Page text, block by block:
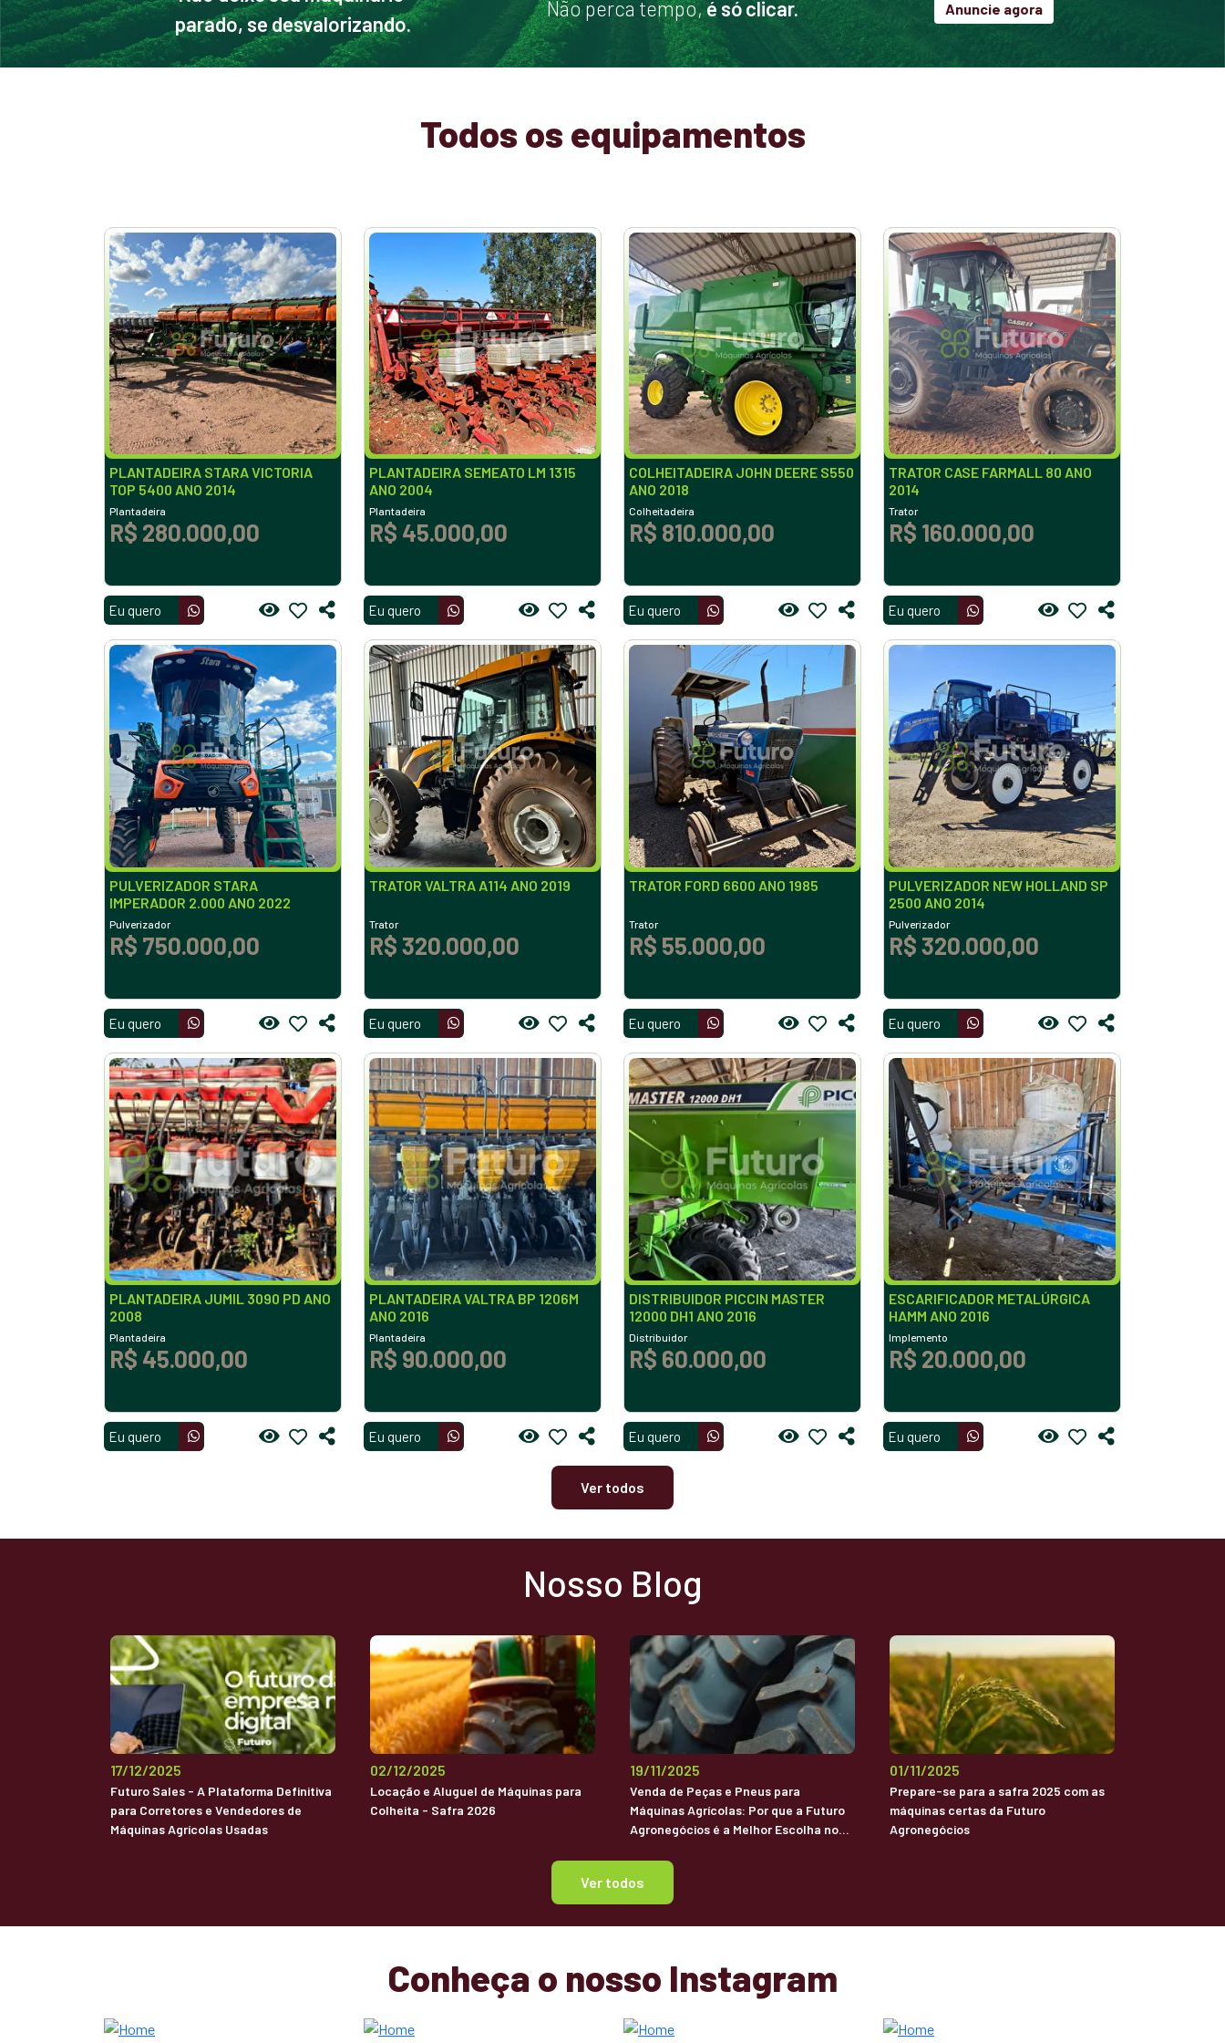
parado, se desvalorizando.
Não perca tempo,é só clicar. Anuncie agora
Todos os equipamentos
PLANTADEIRA STARA VICTORIA
TOP 5400 ANO 2014
Plantadeira
R$ 280.000,00
Eu quero
PLANTADEIRA SEMEATO LM 1315
ANO 2004
Plantadeira
R$ 45.000,00
Eu quero
COLHEITADEIRA JOHN DEERE S550
ANO 2018
Colheitadeira
R$ 810.000,00
Eu quero
TRATOR CASE FARMALL 80 ANO
2014
Trator
R$ 160.000,00
Eu quero
PULVERIZADOR STARA
IMPERADOR 2.000 ANO 2022
Pulverizador
R$ 750.000,00
Eu quero
TRATOR VALTRA A114 ANO 2019
Trator
R$ 320.000,00
Eu quero
TRATOR FORD 6600 ANO 1985
Trator
R$ 55.000,00
Eu quero
PULVERIZADOR NEW HOLLAND SP
2500 ANO 2014
Pulverizador
R$ 320.000,00
Eu quero
PLANTADEIRA JUMIL 3090 PD ANO
2008
Plantadeira
R$ 45.000,00
Eu quero
PLANTADEIRA VALTRA BP 1206M
ANO 2016
Plantadeira
R$ 90.000,00
Eu quero
DISTRIBUIDOR PICCIN MASTER
12000 DH1 ANO 2016
Distribuidor
R$ 60.000,00
Eu quero
ESCARIFICADOR METALÚRGICA
HAMM ANO 2016
Implemento
R$ 20.000,00
Eu quero
Ver todos
Nosso Blog
17/12/2025
Futuro Sales - A Plataforma Definitiva
para Corretores e Vendedores de
Máquinas Agrícolas Usadas
02/12/2025
Locação e Aluguel de Máquinas para
Colheita - Safra 2026
19/11/2025
Venda de Peças e Pneus para
Máquinas Agrícolas: Por que a Futuro
Agronegócios é a Melhor Escolha no
01/11/2025
Prepare-se para a safra 2025 com as
máquinas certas da Futuro
Agronegócios
Ver todos
Conheça o nosso Instagram